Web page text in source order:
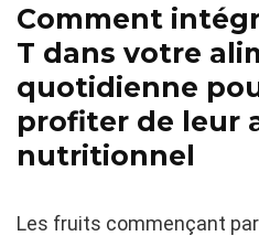
Comment
T dans votre
quotidienne
profiter de leur
nutritionnel
Les fruits commençant